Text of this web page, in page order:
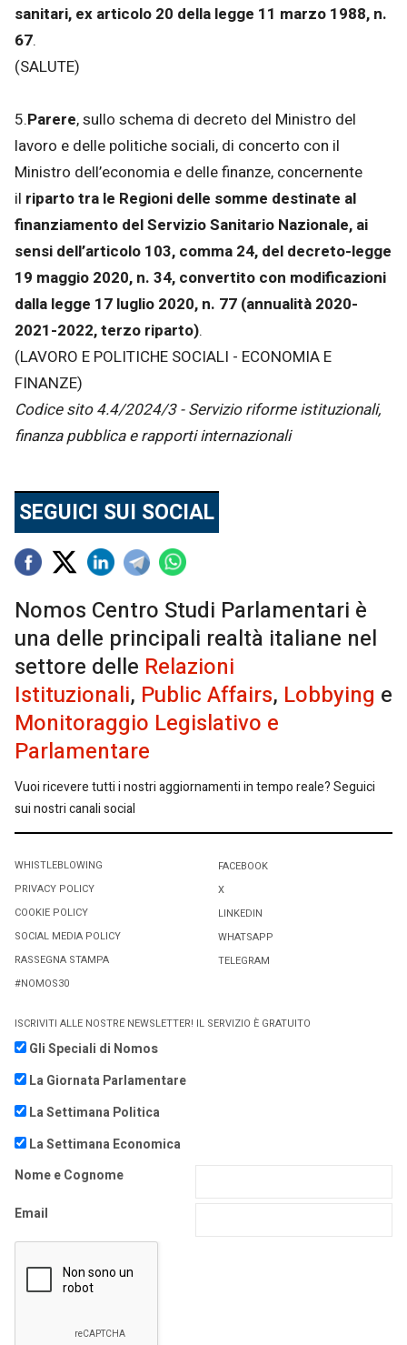
sanitari, ex articolo 20 della legge 11 marzo 1988, n.
67.
(SALUTE)
5.Parere, sullo schema di decreto del Ministro del
lavoro e delle politiche sociali, di concerto con il
Ministro dell’economia e delle finanze, concernente
il riparto tra le Regioni delle somme destinate al
finanziamento del Servizio Sanitario Nazionale, ai
sensi dell’articolo 103, comma 24, del decreto-legge
19 maggio 2020, n. 34, convertito con modificazioni
dalla legge 17 luglio 2020, n. 77 (annualità 2020-
2021-2022, terzo riparto).
(LAVORO E POLITICHE SOCIALI - ECONOMIA E
FINANZE)
Codice sito 4.4/2024/3 - Servizio riforme istituzionali,
finanza pubblica e rapporti internazionali
SEGUICI SUI SOCIAL
Nomos Centro Studi Parlamentari è
una delle principali realtà italiane nel
settore delle Relazioni
Istituzionali, Public Affairs, Lobbying e
Monitoraggio Legislativo e
Parlamentare
Vuoi ricevere tutti i nostri aggiornamenti in tempo reale? Seguici
sui nostri canali social
WHISTLEBLOWING
PRIVACY POLICY
COOKIE POLICY
SOCIAL MEDIA POLICY
RASSEGNA STAMPA
#NOMOS30
FACEBOOK
X
LINKEDIN
WHATSAPP
TELEGRAM
ISCRIVITI ALLE NOSTRE NEWSLETTER! IL SERVIZIO È GRATUITO
Gli Speciali di Nomos
La Giornata Parlamentare
La Settimana Politica
La Settimana Economica
Nome e Cognome
Email